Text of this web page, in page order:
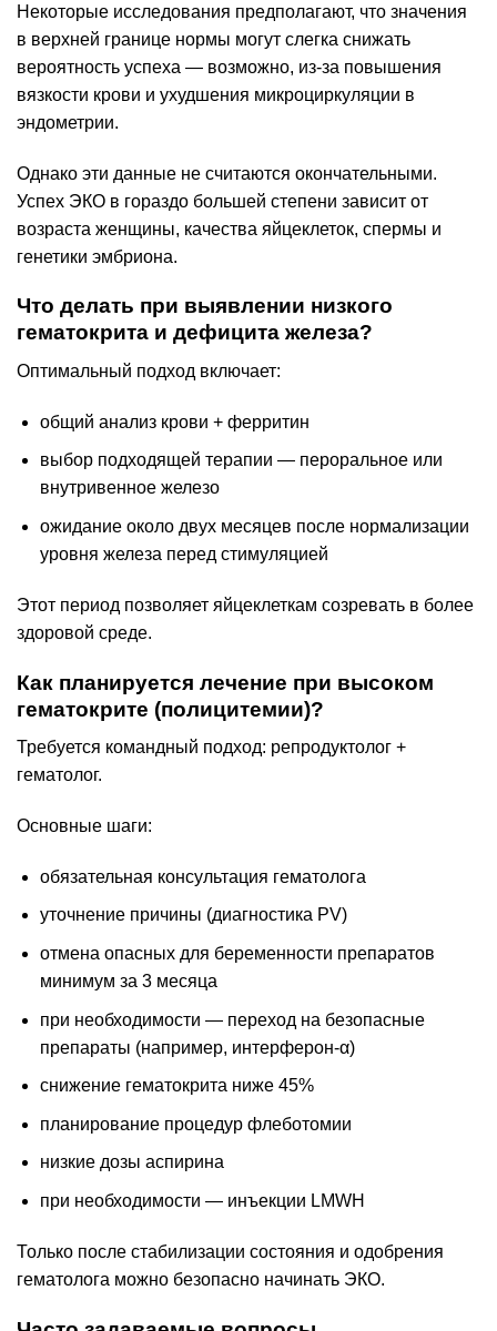
Некоторые исследования предполагают, что значения
в верхней границе нормы могут слегка снижать
вероятность успеха — возможно, из-за повышения
вязкости крови и ухудшения микрoциркуляции в
эндометрии.
Однако эти данные не считаются окончательными.
Успех ЭКО в гораздо большей степени зависит от
возраста женщины, качества яйцеклеток, спермы и
генетики эмбриона.
Что делать при выявлении низкого
гематокрита и дефицита железа?
Оптимальный подход включает:
общий анализ крови + ферритин
выбор подходящей терапии — пероральное или
внутривенное железо
ожидание около двух месяцев после нормализации
уровня железа перед стимуляцией
Этот период позволяет яйцеклеткам созревать в более
здоровой среде.
Как планируется лечение при высоком
гематокрите (полицитемии)?
Требуется командный подход: репродуктолог +
гематолог.
Основные шаги:
обязательная консультация гематолога
уточнение причины (диагностика PV)
отмена опасных для беременности препаратов
минимум за 3 месяца
при необходимости — переход на безопасные
препараты (например, интерферон-α)
снижение гематокрита ниже 45%
планирование процедур флеботомии
низкие дозы аспирина
при необходимости — инъекции LMWH
Только после стабилизации состояния и одобрения
гематолога можно безопасно начинать ЭКО.